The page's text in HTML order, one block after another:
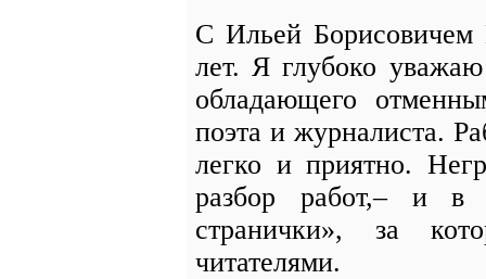
С Ильей
лет. Я глубоко уважаю
обладающего
поэта и журналиста.
легко и приятно.
разбор работ,– и в
странички», за
читателями.